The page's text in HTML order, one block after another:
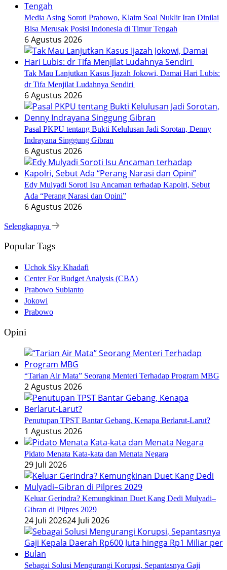
Media Asing Soroti Prabowo, Klaim Soal Nuklir Iran Dinilai
Bisa Merusak Posisi Indonesia di Timur Tengah
6 Agustus 2026
Tak Mau Lanjutkan Kasus Ijazah Jokowi, Damai Hari Lubis:
dr Tifa Menjilat Ludahnya Sendiri
6 Agustus 2026
Pasal PKPU tentang Bukti Kelulusan Jadi Sorotan, Denny
Indrayana Singgung Gibran
6 Agustus 2026
Edy Mulyadi Soroti Isu Ancaman terhadap Kapolri, Sebut
Ada “Perang Narasi dan Opini”
6 Agustus 2026
Selengkapnya
Popular Tags
Uchok Sky Khadafi
Center For Budget Analysis (CBA)
Prabowo Subianto
Jokowi
Prabowo
Opini
“Tarian Air Mata” Seorang Menteri Terhadap Program MBG
2 Agustus 2026
Penutupan TPST Bantar Gebang, Kenapa Berlarut-Larut?
1 Agustus 2026
Pidato Menata Kata-kata dan Menata Negara
29 Juli 2026
Keluar Gerindra? Kemungkinan Duet Kang Dedi Mulyadi–
Gibran di Pilpres 2029
24 Juli 202624 Juli 2026
Sebagai Solusi Mengurangi Korupsi, Sepantasnya Gaji